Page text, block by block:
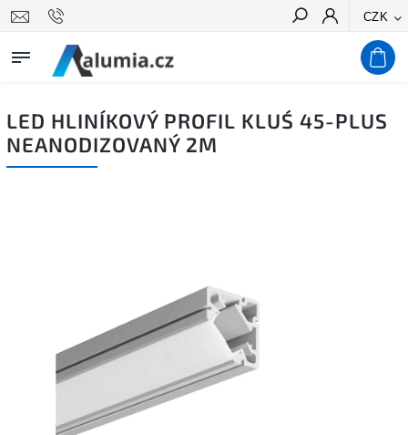
CZK
Hledat
LED HLINÍKOVÝ PROFIL KLUŚ 45-PLUS
NEANODIZOVANÝ 2M